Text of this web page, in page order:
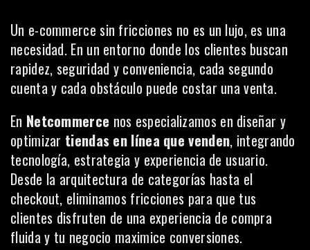
Un e-commerce sin fricciones no es un lujo, es una
necesidad. En un entorno donde los clientes buscan
rapidez, seguridad y conveniencia, cada segundo
cuenta y cada obstáculo puede costar una venta.
En Netcommerce nos especializamos en diseñar y
optimizar tiendas en línea que venden, integrando
tecnología, estrategia y experiencia de usuario.
Desde la arquitectura de categorías hasta el
checkout, eliminamos fricciones para que tus
clientes disfruten de una experiencia de compra
fluida y tu negocio maximice conversiones.